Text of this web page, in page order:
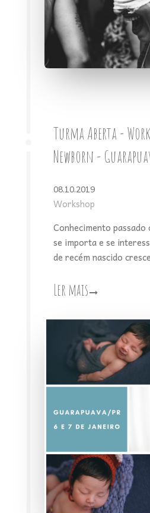
Turma Aberta -
Newborn -
08.10.2019
Workshop
Conhecimento
se importa e se
de recém nascido
Ler mais